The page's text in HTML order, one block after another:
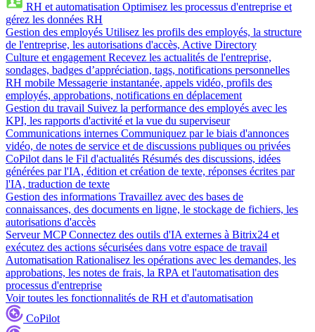
RH et automatisation Optimisez les processus d'entreprise et
gérez les données RH
Gestion des employés Utilisez les profils des employés, la structure
de l'entreprise, les autorisations d'accès, Active Directory
Culture et engagement Recevez les actualités de l'entreprise,
sondages, badges d’appréciation, tags, notifications personnelles
RH mobile Messagerie instantanée, appels vidéo, profils des
employés, approbations, notifications en déplacement
Gestion du travail Suivez la performance des employés avec les
KPI, les rapports d'activité et la vue du superviseur
Communications internes Communiquez par le biais d'annonces
vidéo, de notes de service et de discussions publiques ou privées
CoPilot dans le Fil d'actualités Résumés des discussions, idées
générées par l'IA, édition et création de texte, réponses écrites par
l'IA, traduction de texte
Gestion des informations Travaillez avec des bases de
connaissances, des documents en ligne, le stockage de fichiers, les
autorisations d'accès
Serveur MCP Connectez des outils d'IA externes à Bitrix24 et
exécutez des actions sécurisées dans votre espace de travail
Automatisation Rationalisez les opérations avec les demandes, les
approbations, les notes de frais, la RPA et l'automatisation des
processus d'entreprise
Voir toutes les fonctionnalités de RH et d'automatisation
CoPilot